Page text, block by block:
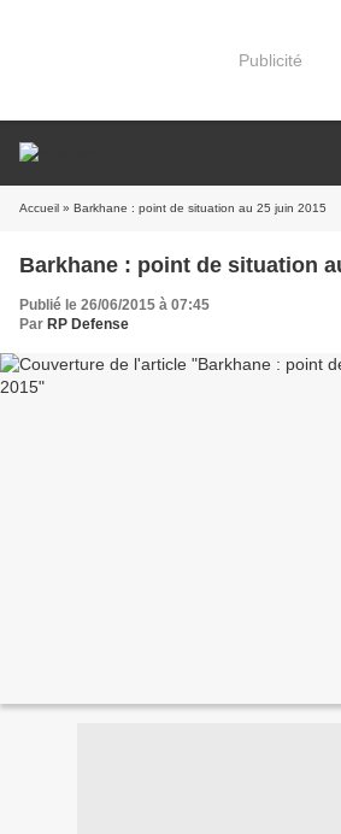
Publicité
Accueil » Barkhane : point de situation au 25 juin 2015
Barkhane : point de situation
Publié le 26/06/2015 à 07:45
Par RP Defense